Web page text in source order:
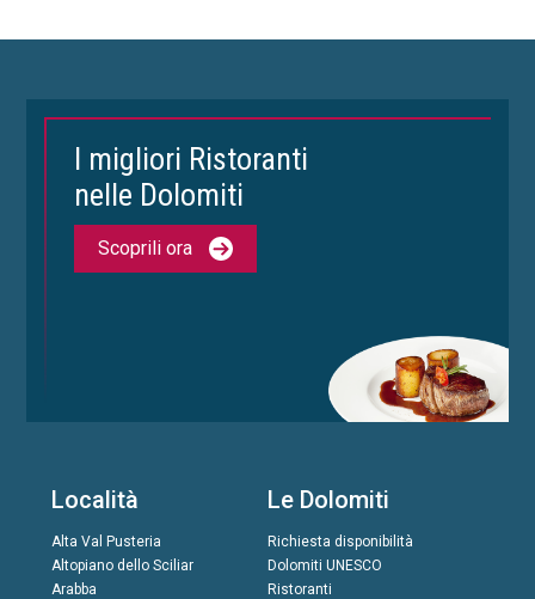
I migliori Ristoranti
nelle Dolomiti
Scoprili ora
Località
Alta Val Pusteria
Altopiano dello Sciliar
Arabba
Le Dolomiti
Richiesta disponibilità
Dolomiti UNESCO
Ristoranti